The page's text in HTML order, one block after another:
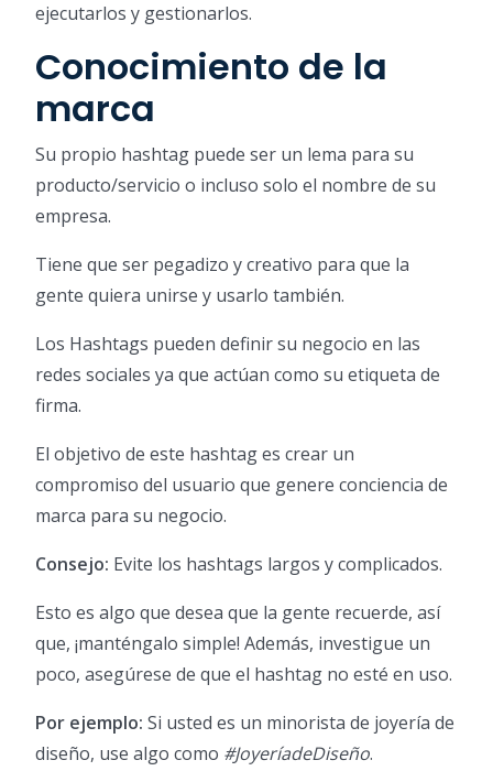
ejecutarlos y gestionarlos.
Conocimiento de la
marca
Su propio hashtag puede ser un lema para su
producto/servicio o incluso solo el nombre de su
empresa.
Tiene que ser pegadizo y creativo para que la
gente quiera unirse y usarlo también.
Los Hashtags pueden definir su negocio en las
redes sociales ya que actúan como su etiqueta de
firma.
El objetivo de este hashtag es crear un
compromiso del usuario que genere conciencia de
marca para su negocio.
Consejo: Evite los hashtags largos y complicados.
Esto es algo que desea que la gente recuerde, así
que, ¡manténgalo simple! Además, investigue un
poco, asegúrese de que el hashtag no esté en uso.
Por ejemplo: Si usted es un minorista de joyería de
diseño, use algo como #JoyeríadeDiseño.